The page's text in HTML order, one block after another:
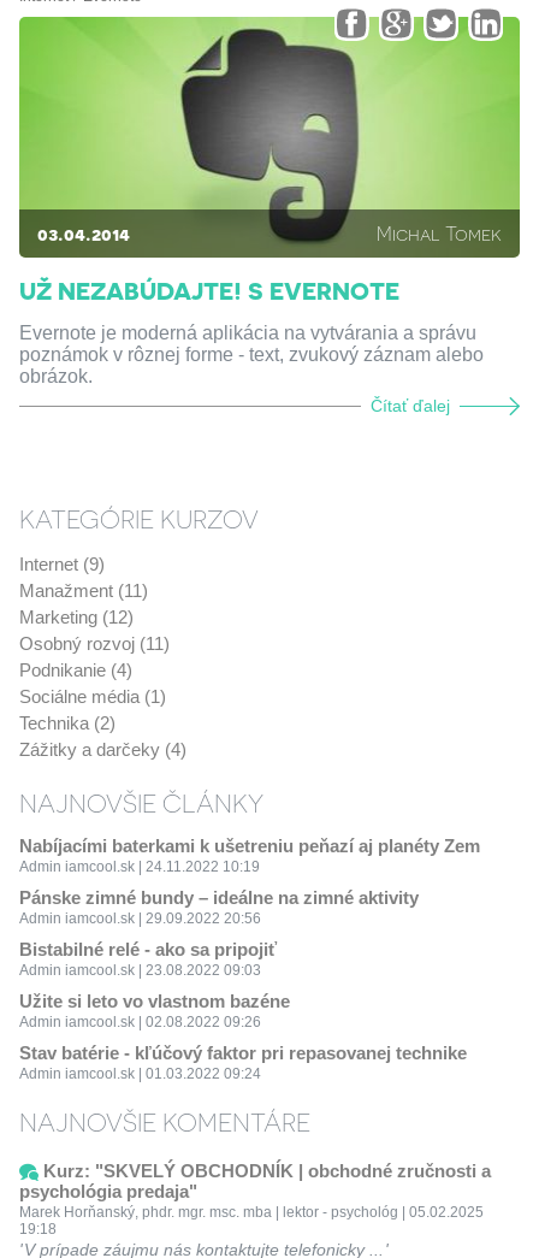
03.04.2014 Michal Tomek
UŽ NEZABÚDAJTE! S EVERNOTE
Evernote je moderná aplikácia na vytvárania a správu
poznámok v rôznej forme - text, zvukový záznam alebo
obrázok.
Čítať ďalej
KATEGÓRIE KURZOV
Internet (9)
Manažment (11)
Marketing (12)
Osobný rozvoj (11)
Podnikanie (4)
Sociálne média (1)
Technika (2)
Zážitky a darčeky (4)
NAJNOVŠIE ČLÁNKY
Nabíjacími baterkami k ušetreniu peňazí aj planéty Zem
Admin iamcool.sk | 24.11.2022 10:19
Pánske zimné bundy – ideálne na zimné aktivity
Admin iamcool.sk | 29.09.2022 20:56
Bistabilné relé - ako sa pripojiť
Admin iamcool.sk | 23.08.2022 09:03
Užite si leto vo vlastnom bazéne
Admin iamcool.sk | 02.08.2022 09:26
Stav batérie - kľúčový faktor pri repasovanej technike
Admin iamcool.sk | 01.03.2022 09:24
NAJNOVŠIE KOMENTÁRE
Kurz: "SKVELÝ OBCHODNÍK | obchodné zručnosti a
psychológia predaja"
Marek Horňanský, phdr. mgr. msc. mba | lektor - psychológ | 05.02.2025
19:18
V prípade záujmu nás kontaktujte telefonicky ...